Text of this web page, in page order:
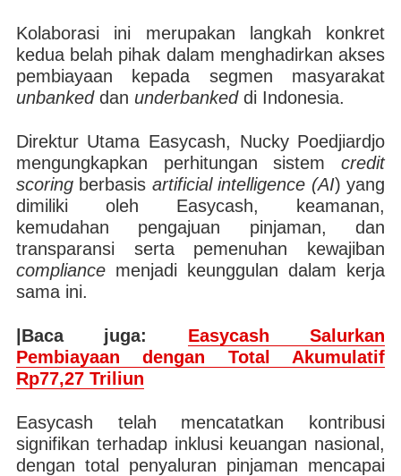
Kolaborasi ini merupakan langkah konkret
kedua belah pihak dalam menghadirkan akses
pembiayaan kepada segmen masyarakat
unbankeddan underbankeddi Indonesia.
Direktur Utama Easycash, Nucky Poedjiardjo
mengungkapkan perhitungan sistemcredit
scoring berbasis artificial intelligence (AI) yang
dimiliki oleh Easycash, keamanan,
kemudahan pengajuan pinjaman, dan
transparansi serta pemenuhan kewajiban
compliancemenjadi keunggulan dalam kerja
sama ini.
|Baca juga: Easycash Salurkan
Pembiayaan dengan Total Akumulatif
Rp77,27 Triliun
Easycash telah mencatatkan kontribusi
signifikan terhadap inklusi keuangan nasional,
dengan total penyaluran pinjaman mencapai